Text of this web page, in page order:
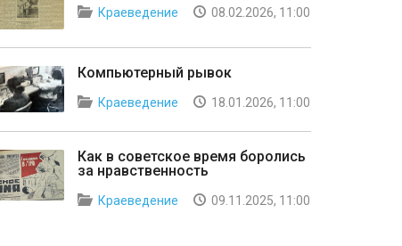
Краеведение 08.02.2026, 11:00
Компьютерный рывок
Краеведение 18.01.2026, 11:00
Как в советское время боролись
за нравственность
Краеведение 09.11.2025, 11:00